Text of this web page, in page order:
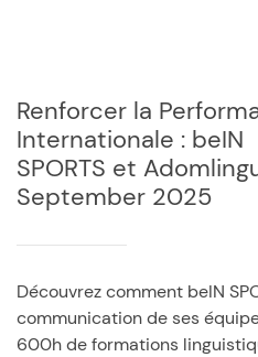
Renforcer la
Internationale : beIN
SPORTS et
September 2025
Découvrez comment beIN
communication de ses
600h de formations